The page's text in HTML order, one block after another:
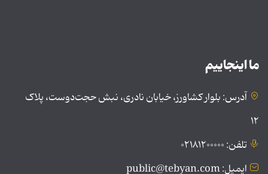
ما اینجاییم
آدرس: بلوار کشاورز، خیابان نادری، نبش حجت‌دوست، پلاک
۱۲
تلفن: ۰۲۱۸۱۲۰۰۰۰۰
ایمیل: public@tebyan.com